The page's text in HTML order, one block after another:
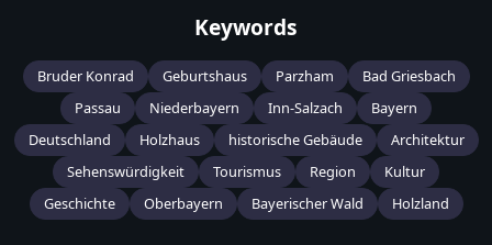
Keywords
Bruder Konrad Geburtshaus Parzham
Bad Griesbach
Passau
Niederbayern Inn-Salzach
Bayern
Deutschland
Holzhaus historische Gebäude
Architektur
Sehenswürdigkeit
Tourismus Region
Kultur
Geschichte
Oberbayern Bayerischer Wald Holzland